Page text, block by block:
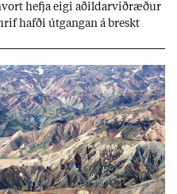
hefja eigi að­ild­ar­við­ræð­ur
hafði út­gang­an á breskt